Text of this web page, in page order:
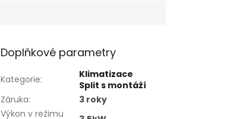
Doplňkové parametry
Kategorie:
Klimatizace
Split s montáží
Záruka:
3 roky
Výkon v režimu